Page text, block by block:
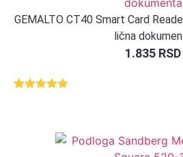
GEMALTO CT40 Smart Card
lična
1.835 RSD